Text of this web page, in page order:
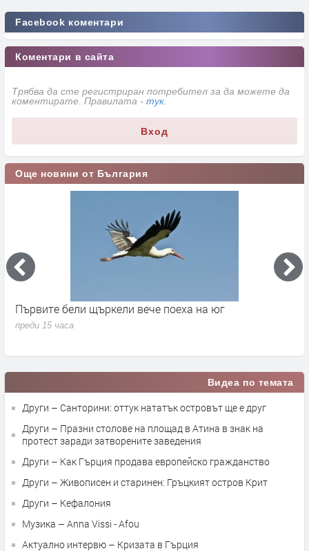
Facebook коментари
Коментари в сайта
Трябва да сте регистриран потребител за да можете да
коментирате. Правилата - тук
Вход
Още новини от България
Първите бели щъркели вече поеха на юг
преди 15 часа
Видеа по темата
Други – Санторини: оттук нататък островът ще е друг
Други – Празни столове на площад в Атина в знак на
протест заради затворените заведения
Други – Как Гърция продава европейско гражданство
Други – Живописен и старинен: Гръцкият остров Крит
Други – Кефалония
Музика – Anna Vissi - Afou
Актуално интервю – Кризата в Гърция